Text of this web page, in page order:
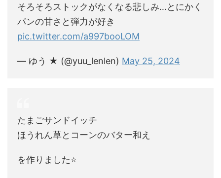
そろそろストックがなくなる悲しみ…とにかく
パンの甘さと弾力が好き
pic.twitter.com/a997booLOM
— ゆう ★ (@yuu_lenlen) May 25, 2024
‍たまごサンドイッチ
‍ほうれん草とコーンのバター和え
を作りました⭐️